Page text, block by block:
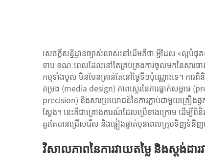
សេចក្តីសន្និដ្ឋានច្បាស់លាស់នៅដើមគឺថា អ្វីដែល «ល្អបំផុត
ទាប ខណៈពេលដែលនៅតែគ្រប់គ្រងការចូលមកនៃសារធា
កម្មទាំងមូល មិនមែនគ្រាន់តែនៅថ្ងៃទី១ប៉ុណ្ណោះទេ។ ការ
តម្រង (media design) ភាពស្ថេរនៃការធ្លាក់សម្ពា
precision) និងសារប្រយោជន៍នៃការភ្ជាប់ជាមួយគ្រឿ
ស្តែង។ នេះគឺជាគ្រោងការណ៍ដែលប្រើខាងក្រោម ដើម្បី
គួរតែបានជ្រើសរើស និងផ្ទៀងផ្ទាត់មុនពេលក្រុមទិញទំនិញធ្វើ
វិសាលភាពនៃការវាយតម្លៃ និងស្តង់ដារ